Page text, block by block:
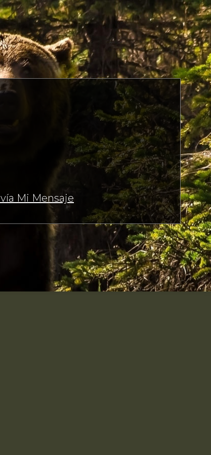
Mi Mensaje